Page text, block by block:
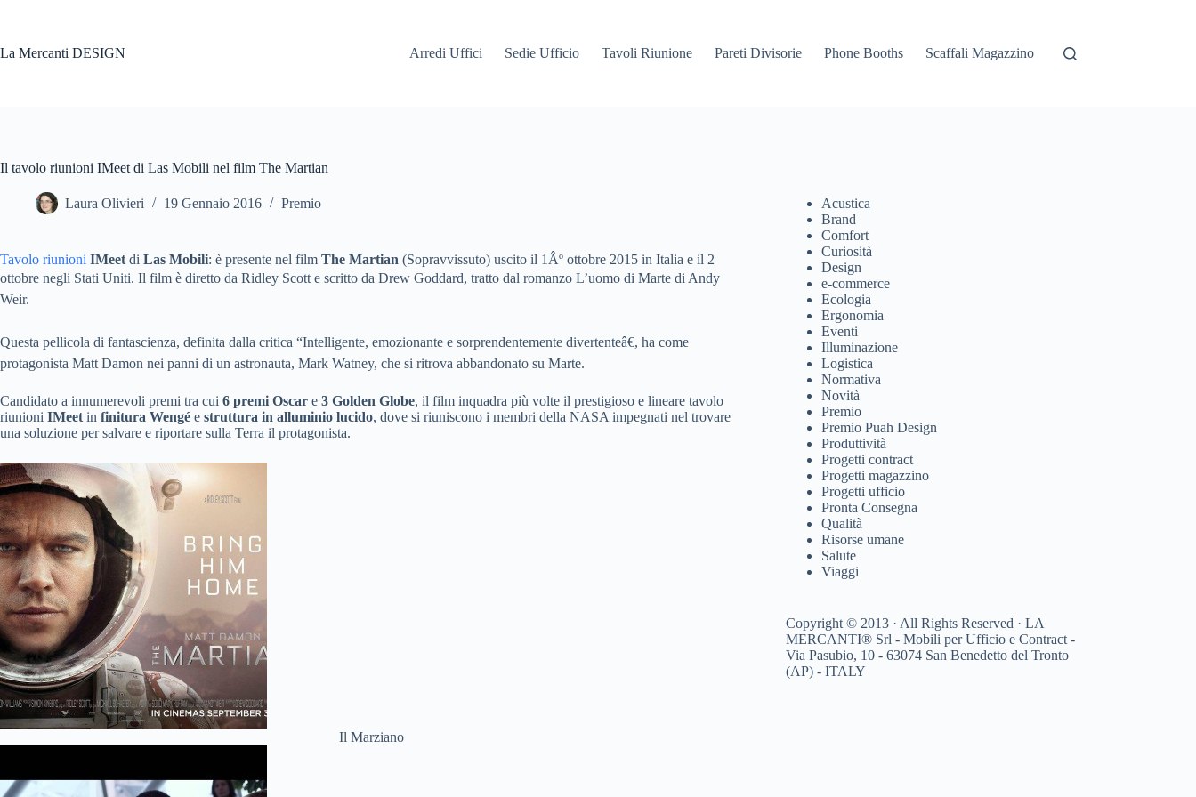
La Mercanti DESIGN
Arredi Uffici Sedie Ufficio Tavoli Riunione Pareti Divisorie Phone Booths Scaffali Magazzino
Il tavolo riunioni IMeet di Las Mobili nel film The Martian
Laura Olivieri 19 Gennaio 2016 Premio
Tavolo riunioni IMeet di Las Mobili: è presente nel film The Martian (Sopravvissuto) uscito il 1Âº ottobre 2015 in Italia e il 2
ottobre negli Stati Uniti. Il film è diretto da Ridley Scott e scritto da Drew Goddard, tratto dal romanzo L’uomo di Marte di Andy
Weir.
Questa pellicola di fantascienza, definita dalla critica “Intelligente, emozionante e sorprendentemente divertenteâ€, ha come
protagonista Matt Damon nei panni di un astronauta, Mark Watney, che si ritrova abbandonato su Marte.
Candidato a innumerevoli premi tra cui 6 premi Oscar e 3 Golden Globe, il film inquadra più volte il prestigioso e lineare tavolo
riunioni IMeet in finitura Wengé e struttura in alluminio lucido, dove si riuniscono i membri della NASA impegnati nel trovare
una soluzione per salvare e riportare sulla Terra il protagonista.
Il Marziano
Acustica
Brand
Comfort
Curiosità
Design
e-commerce
Ecologia
Ergonomia
Eventi
Illuminazione
Logistica
Normativa
Novità
Premio
Premio Puah Design
Produttività
Progetti contract
Progetti magazzino
Progetti ufficio
Pronta Consegna
Qualità
Risorse umane
Salute
Viaggi
Copyright © 2013 · All Rights Reserved · LA
MERCANTI® Srl - Mobili per Ufficio e Contract -
Via Pasubio, 10 - 63074 San Benedetto del Tronto
(AP) - ITALY